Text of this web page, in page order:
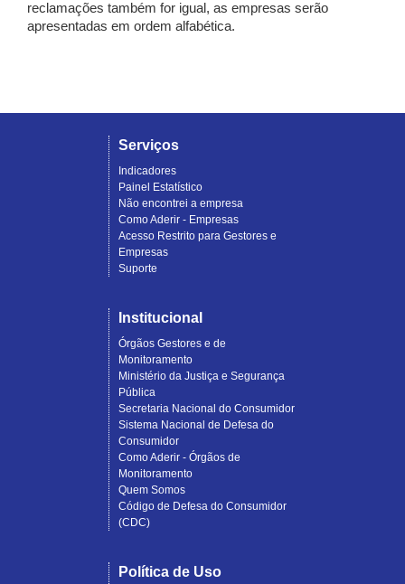
reclamações também for igual, as empresas serão
apresentadas em ordem alfabética.
Serviços
Indicadores
Painel Estatístico
Não encontrei a empresa
Como Aderir - Empresas
Acesso Restrito para Gestores e
Empresas
Suporte
Institucional
Órgãos Gestores e de
Monitoramento
Ministério da Justiça e Segurança
Pública
Secretaria Nacional do Consumidor
Sistema Nacional de Defesa do
Consumidor
Como Aderir - Órgãos de
Monitoramento
Quem Somos
Código de Defesa do Consumidor
(CDC)
Política de Uso